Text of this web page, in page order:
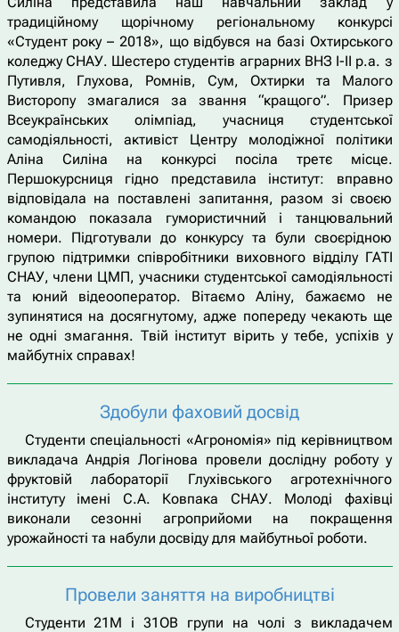
традиційному щорічному регіональному конкурсі
«Студент року – 2018», що відбувся на базі Охтирського
коледжу СНАУ. Шестеро студентів аграрних ВНЗ І-ІІ р.а. з
Путивля, Глухова, Ромнів, Сум, Охтирки та Малого
Висторопу змагалися за звання “кращого”. Призер
Всеукраїнських олімпіад, учасниця студентської
самодіяльності, активіст Центру молодіжної політики
Аліна Силіна на конкурсі посіла третє місце.
Першокурсниця гідно представила інститут: вправно
відповідала на поставлені запитання, разом зі своєю
командою показала гумористичний і танцювальний
номери. Підготували до конкурсу та були своєрідною
групою підтримки співробітники виховного відділу ГАТІ
СНАУ, члени ЦМП, учасники студентської самодіяльності
та юний відеооператор. Вітаємо Аліну, бажаємо не
зупинятися на досягнутому, адже попереду чекають ще
не одні змагання. Твій інститут вірить у тебе, успіхів у
майбутніх справах!
Здобули фаховий досвід
Студенти спеціальності «Агрономія» під керівництвом
викладача Андрія Логінова провели дослідну роботу у
фруктовій лабораторії Глухівського агротехнічного
інституту імені С.А. Ковпака СНАУ. Молоді фахівці
виконали сезонні агроприйоми на покращення
урожайності та набули досвіду для майбутньої роботи.
Провели заняття на виробництві
Студенти 21М і 31ОВ групи на чолі з викладачем